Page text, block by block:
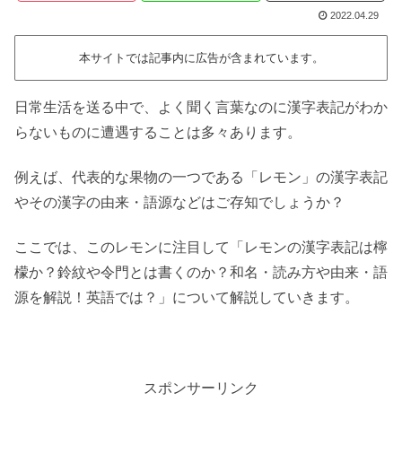
2022.04.29
本サイトでは記事内に広告が含まれています。
日常生活を送る中で、よく聞く言葉なのに漢字表記がわか
らないものに遭遇することは多々あります。
例えば、代表的な果物の一つである「レモン」の漢字表記
やその漢字の由来・語源などはご存知でしょうか？
ここでは、このレモンに注目して「レモンの漢字表記は檸
檬か？鈴紋や令門とは書くのか？和名・読み方や由来・語
源を解説！英語では？」について解説していきます。
スポンサーリンク